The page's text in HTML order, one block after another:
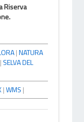
Riserva
|NATURA
| SELVA DEL
|WMS |